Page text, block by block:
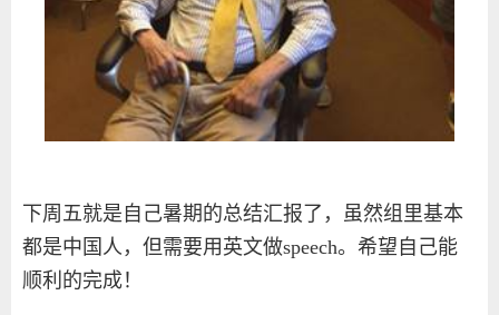
下周五就是自己暑期的总结汇报了，虽然组里基本
都是中国人，但需要用英文做speech。希望自己能
顺利的完成！